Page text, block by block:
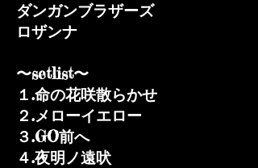
ダンガンブラザーズ
ロザンナ​​
〜setlist〜
１.命の花咲散らかせ
２.メローイエロー
３.GO前へ
４.夜明ノ遠吠